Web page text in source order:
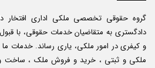
گروه حقوقی تخصصی ملکی اداری افتخار
دادگستری به متقاضیان خدمات حقوقی، با
و کیفری در امور ملکی، یاری رساند. خدمات ما
ملکی و ثبتی ، خرید و فروش ملک ، ساخت